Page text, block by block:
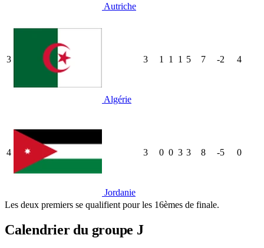
Autriche
3
Algérie
3 1 1 1 5 7 -2 4
4
Jordanie
3 0 0 3 3 8 -5 0
Les deux premiers se qualifient pour les 16èmes de finale.
Calendrier du groupe J